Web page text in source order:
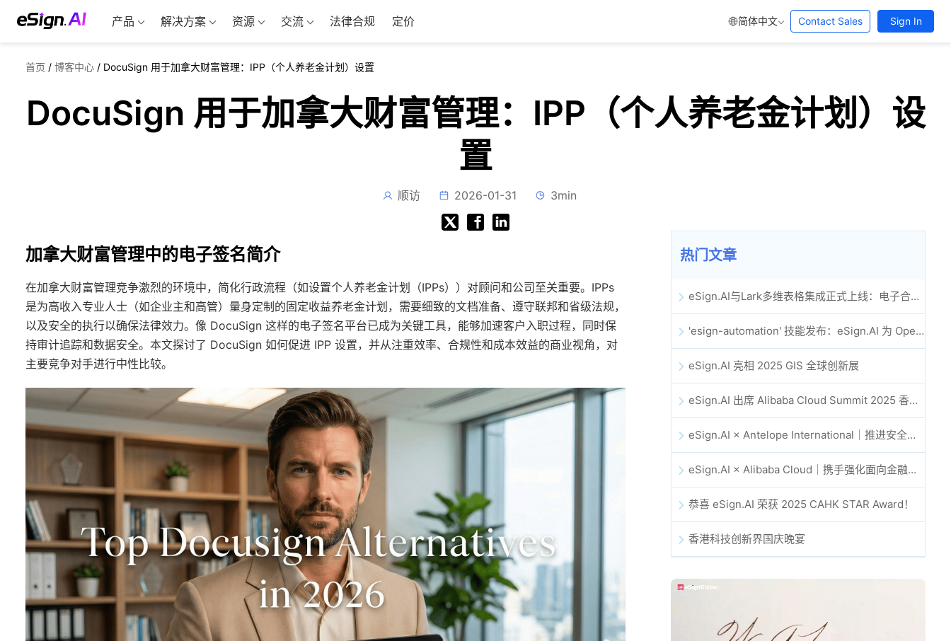
产品 解决方案 资源 交流 法律合规 定价 简体中文 Contact Sales Sign In
首页 / 博客中心 / DocuSign 用于加拿大财富管理：IPP（个人养老金计划）设置
DocuSign 用于加拿大财富管理：IPP（个人养老金计划）设
置
顺访 2026-01-31 3min
加拿大财富管理中的电子签名简介
在加拿大财富管理竞争激烈的环境中，简化行政流程（如设置个人养老金计划（IPPs））对顾问和公司至关重要。IPPs
是为高收入专业人士（如企业主和高管）量身定制的固定收益养老金计划，需要细致的文档准备、遵守联邦和省级法规，
以及安全的执行以确保法律效力。像 DocuSign 这样的电子签名平台已成为关键工具，能够加速客户入职过程，同时保
持审计追踪和数据安全。本文探讨了 DocuSign 如何促进 IPP 设置，并从注重效率、合规性和成本效益的商业视角，对
主要竞争对手进行中性比较。
热门文章
eSign.AI与Lark多维表格集成正式上线：电子合同签署归档全程自动化
'esign-automation' 技能发布：eSign.AI 为 OpenClaw 提供自动化电子签名能力
eSign.AI 亮相 2025 GIS 全球创新展
eSign.AI 出席 Alibaba Cloud Summit 2025 香港站，共同探讨 AI 驱动的云创新与数字信任未来
eSign.AI × Antelope International｜推进安全且由 AI 驱动的数字化工作流
eSign.AI × Alibaba Cloud｜携手强化面向金融科技的全球数字信任
恭喜 eSign.AI 荣获 2025 CAHK STAR Award！
香港科技创新界国庆晚宴